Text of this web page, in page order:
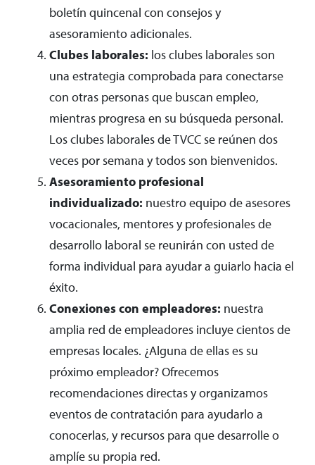
boletín quincenal con consejos y
asesoramiento adicionales.
Clubes laborales: los clubes laborales son
una estrategia comprobada para conectarse
con otras personas que buscan empleo,
mientras progresa en su búsqueda personal.
Los clubes laborales de TVCC se reúnen dos
veces por semana y todos son bienvenidos.
Asesoramiento profesional
individualizado: nuestro equipo de asesores
vocacionales, mentores y profesionales de
desarrollo laboral se reunirán con usted de
forma individual para ayudar a guiarlo hacia el
éxito.
Conexiones con empleadores: nuestra
amplia red de empleadores incluye cientos de
empresas locales. ¿Alguna de ellas es su
próximo empleador? Ofrecemos
recomendaciones directas y organizamos
eventos de contratación para ayudarlo a
conocerlas, y recursos para que desarrolle o
amplíe su propia red.